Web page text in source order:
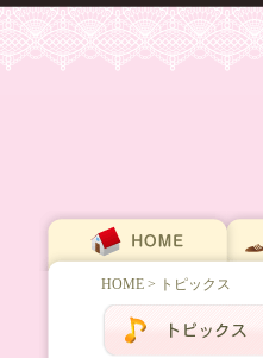
HOME > トピックス